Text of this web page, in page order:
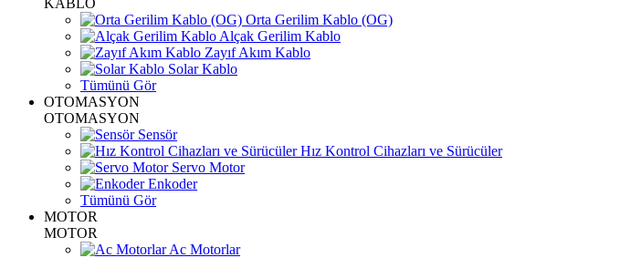
KABLO
Orta Gerilim Kablo (OG)
Alçak Gerilim Kablo
Zayıf Akım Kablo
Solar Kablo
Tümünü Gör
OTOMASYON
OTOMASYON
Sensör
Hız Kontrol Cihazları ve Sürücüler
Servo Motor
Enkoder
Tümünü Gör
MOTOR
MOTOR
Ac Motorlar